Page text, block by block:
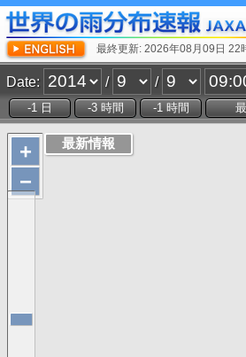
最終更新: 2026年08月09日 22
Date: / /
+
−